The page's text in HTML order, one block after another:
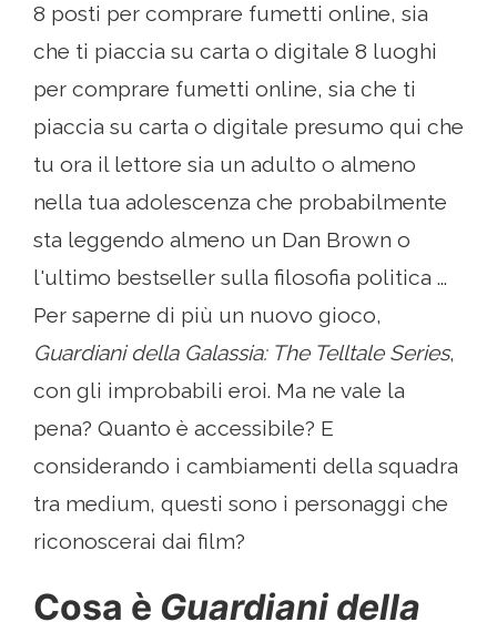
8 posti per comprare fumetti online, sia
che ti piaccia su carta o digitale 8 luoghi
per comprare fumetti online, sia che ti
piaccia su carta o digitale presumo qui che
tu ora il lettore sia un adulto o almeno
nella tua adolescenza che probabilmente
sta leggendo almeno un Dan Brown o
l'ultimo bestseller sulla filosofia politica ...
Per saperne di più un nuovo gioco,
Guardiani della Galassia: The Telltale Series,
con gli improbabili eroi. Ma ne vale la
pena? Quanto è accessibile? E
considerando i cambiamenti della squadra
tra medium, questi sono i personaggi che
riconoscerai dai film?
Cosa è Guardiani della